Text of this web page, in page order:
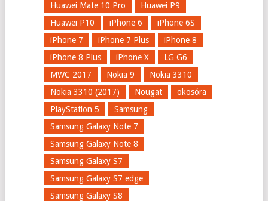
Huawei Mate 10 Pro
Huawei P9
Huawei P10
iPhone 6
iPhone 6S
iPhone 7
iPhone 7 Plus
iPhone 8
iPhone 8 Plus
iPhone X
LG G6
MWC 2017
Nokia 9
Nokia 3310
Nokia 3310 (2017)
Nougat
okosóra
PlayStation 5
Samsung
Samsung Galaxy Note 7
Samsung Galaxy Note 8
Samsung Galaxy S7
Samsung Galaxy S7 edge
Samsung Galaxy S8